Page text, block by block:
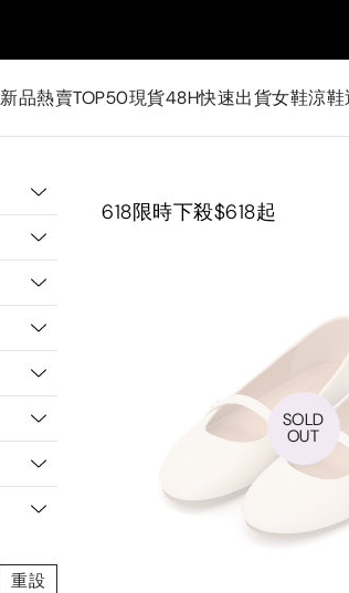
新品熱賣TOP50現貨48H快速出貨女鞋涼鞋
重設
618限時下殺$618起
SOLD
OUT